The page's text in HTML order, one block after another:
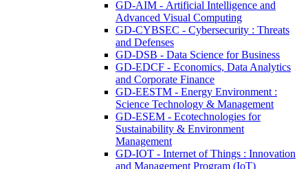
GD-AIM - Artificial Intelligence and
Advanced Visual Computing
GD-CYBSEC - Cybersecurity : Threats
and Defenses
GD-DSB - Data Science for Business
GD-EDCF - Economics, Data Analytics
and Corporate Finance
GD-EESTM - Energy Environment :
Science Technology & Management
GD-ESEM - Ecotechnologies for
Sustainability & Environment
Management
GD-IOT - Internet of Things : Innovation
and Management Program (IoT)